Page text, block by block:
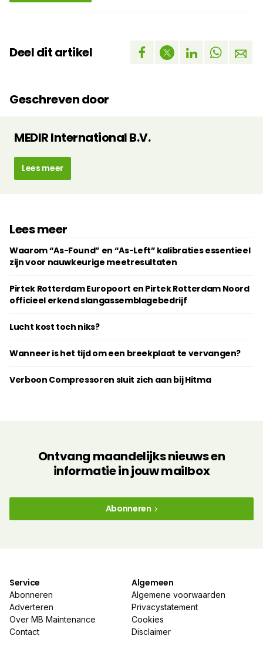
Deel dit artikel
Geschreven door
MEDIR International B.V.
Lees meer
Lees meer
Waarom “As-Found” en “As-Left” kalibraties essentieel
zijn voor nauwkeurige meetresultaten
Pirtek Rotterdam Europoort en Pirtek Rotterdam Noord
officieel erkend slangassemblagebedrijf
Lucht kost toch niks?
Wanneer is het tijd om een breekplaat te vervangen?
Verboon Compressoren sluit zich aan bij Hitma
Ontvang maandelijks nieuws en
informatie in jouw mailbox
Abonneren
Service
Abonneren
Adverteren
Over MB Maintenance
Contact
Algemeen
Algemene voorwaarden
Privacystatement
Cookies
Disclaimer